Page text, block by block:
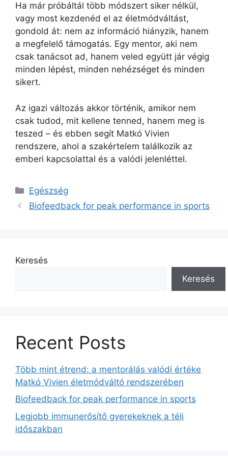
Ha már próbáltál több módszert siker nélkül,
vagy most kezdenéd el az életmódváltást,
gondold át: nem az információ hiányzik, hanem
a megfelelő támogatás. Egy mentor, aki nem
csak tanácsot ad, hanem veled együtt jár végig
minden lépést, minden nehézséget és minden
sikert.
Az igazi változás akkor történik, amikor nem
csak tudod, mit kellene tenned, hanem meg is
teszed – és ebben segít Matkó Vivien
rendszere, ahol a szakértelem találkozik az
emberi kapcsolattal és a valódi jelenléttel.
Kategória
Egészség
Biofeedback for peak performance in sports
Keresés
Keresés
Recent Posts
Több mint étrend: a mentorálás valódi értéke
Matkó Vivien életmódváltó rendszerében
Biofeedback for peak performance in sports
Legjobb immunerősítő gyerekeknek a téli
időszakban